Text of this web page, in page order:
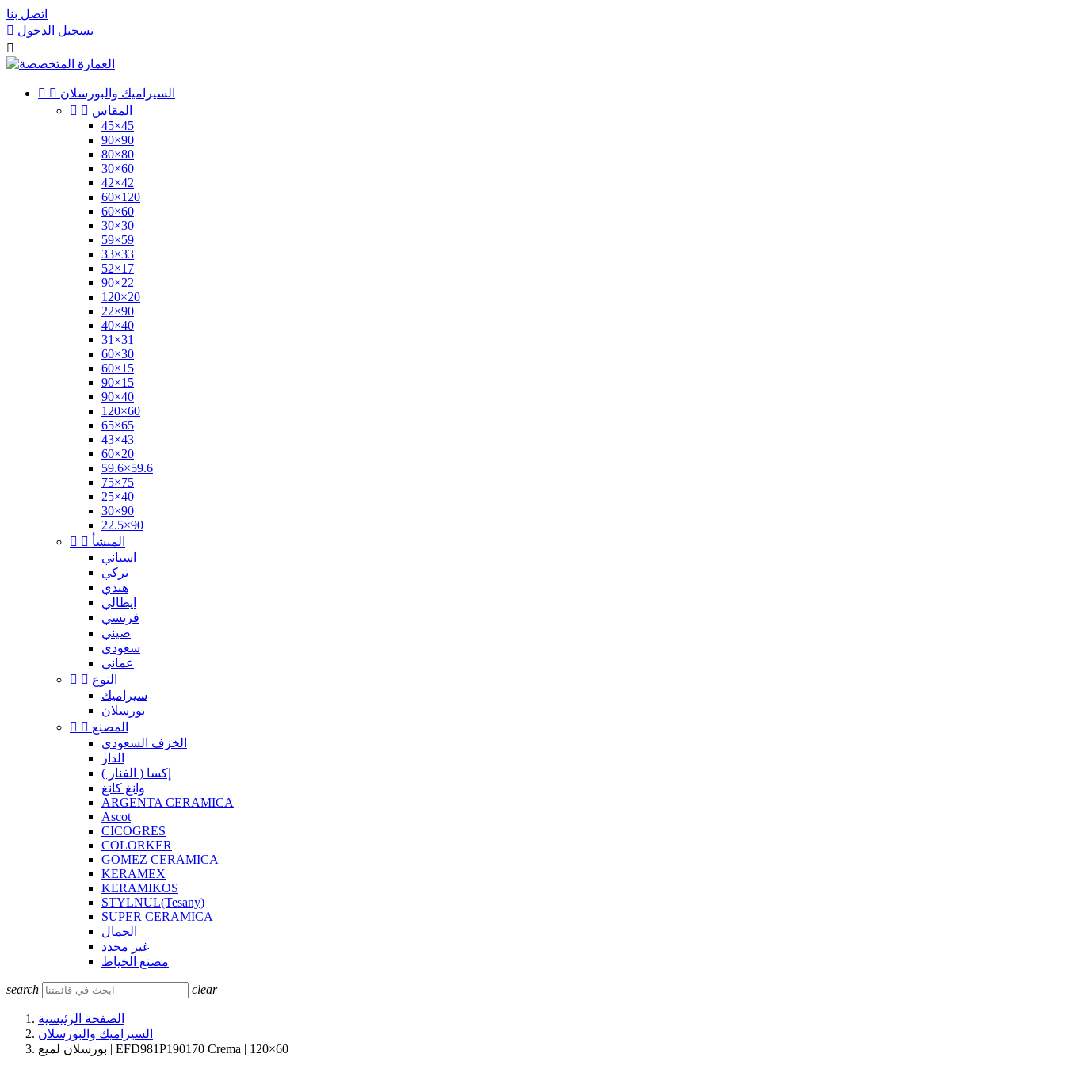
اتصل بنا
 تسجيل الدخول

  السيراميك والبورسلان
  المقاس
45×45
90×90
80×80
30×60
42×42
60×120
60×60
30×30
59×59
33×33
52×17
90×22
120×20
22×90
40×40
31×31
60×30
60×15
90×15
90×40
120×60
65×65
43×43
60×20
59.6×59.6
75×75
25×40
30×90
22.5×90
  المنشأ
اسباني
تركي
هندي
ايطالي
فرنسي
صيني
سعودي
عماني
  النوع
سيراميك
بورسلان
  المصنع
الخزف السعودي
الدار
إكسا ( الفنار )
وانغ كانغ
ARGENTA CERAMICA
Ascot
CICOGRES
COLORKER
GOMEZ CERAMICA
KERAMEX
KERAMIKOS
STYLNUL(Tesany)
SUPER CERAMICA
الجمال
غير محدد
مصنع الخياط
search clear
الصفحة الرئيسية
السيراميك والبورسلان
بورسلان لميع | EFD981P190170 Crema | 120×60